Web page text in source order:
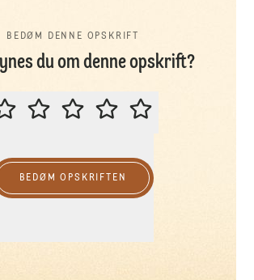
BEDØM DENNE OPSKRIFT
du om denne opskrift?
BEDØM DENNE OPSKRIFT
BEDØM OPSKRIFTEN